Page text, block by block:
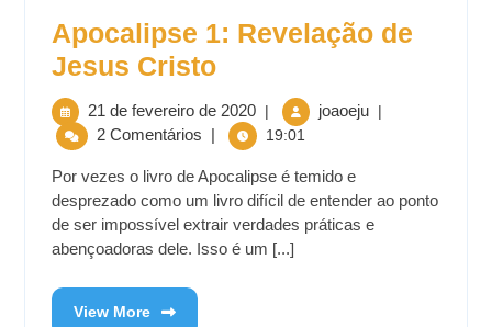
Apocalipse 1: Revelação de
Jesus Cristo
21 de fevereiro de 2020 | joaoeju |
2 Comentários | 19:01
Por vezes o livro de Apocalipse é temido e
desprezado como um livro difícil de entender ao ponto
de ser impossível extrair verdades práticas e
abençoadoras dele. Isso é um [...]
View More